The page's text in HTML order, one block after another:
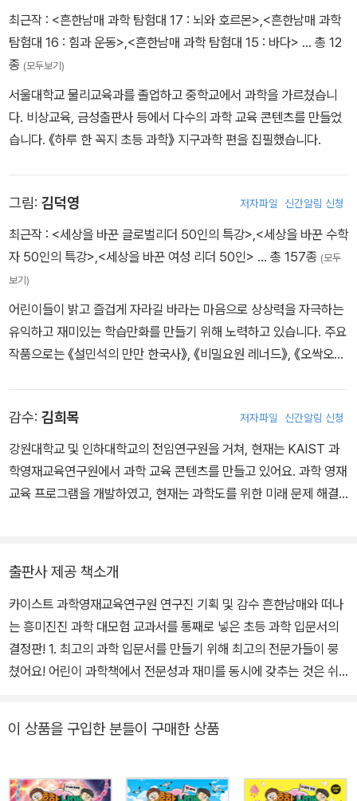
최근작 : <흔한남매 과학 탐험대 17 : 뇌와 호르몬>,<흔한남매 과학
탐험대 16 : 힘과 운동>,<흔한남매 과학 탐험대 15 : 바다> … 총 12
종 (모두보기)
서울대학교 물리교육과를 졸업하고 중학교에서 과학을 가르쳤습니
다. 비상교육, 금성출판사 등에서 다수의 과학 교육 콘텐츠를 만들었
습니다. 《하루 한 꼭지 초등 과학》 지구과학 편을 집필했습니다.
그림: 김덕영 저자파일 신간알림 신청
최근작 : <세상을 바꾼 글로벌리더 50인의 특강>,<세상을 바꾼 수학
자 50인의 특강>,<세상을 바꾼 여성 리더 50인> … 총 157종 (모두
보기)
어린이들이 밝고 즐겁게 자라길 바라는 마음으로 상상력을 자극하는
유익하고 재미있는 학습만화를 만들기 위해 노력하고 있습니다. 주요
작품으로는 《설민석의 만만 한국사》, 《비밀요원 레너드》, 《오싹오싹
감수: 김희목 저자파일 신간알림 신청
강원대학교 및 인하대학교의 전임연구원을 거쳐, 현재는 KAIST 과
학영재교육연구원에서 과학 교육 콘텐츠를 만들고 있어요. 과학 영재
교육 프로그램을 개발하였고, 현재는 과학도를 위한 미래 문제 해결
출판사 제공 책소개
카이스트 과학영재교육연구원 연구진 기획 및 감수 흔한남매와 떠나
는 흥미진진 과학 대모험 교과서를 통째로 넣은 초등 과학 입문서의
결정판! 1. 최고의 과학 입문서를 만들기 위해 최고의 전문가들이 뭉
쳤어요! 어린이 과학책에서 전문성과 재미를 동시에 갖추는 것은 쉬
원에서 오랫동안 아이들을 가르쳐 온 연구진이 맡았습니다. 물리, 화
목차 구성부터 내용 검토, 감수까지 도서 제작 전 과정에 참여하며 책
이 상품을 구입한 분들이 구매한 상품